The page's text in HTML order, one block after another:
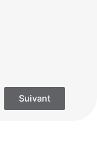
Suivant